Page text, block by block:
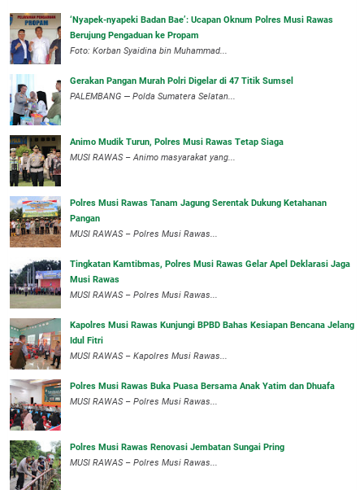
‘Nyapek-nyapeki Badan Bae’: Ucapan Oknum Polres Musi Rawas
Berujung Pengaduan ke Propam
Foto: Korban Syaidina bin Muhammad...
Gerakan Pangan Murah Polri Digelar di 47 Titik Sumsel
PALEMBANG — Polda Sumatera Selatan...
Animo Mudik Turun, Polres Musi Rawas Tetap Siaga
MUSI RAWAS – Animo masyarakat yang...
Polres Musi Rawas Tanam Jagung Serentak Dukung Ketahanan
Pangan
MUSI RAWAS – Polres Musi Rawas...
Tingkatan Kamtibmas, Polres Musi Rawas Gelar Apel Deklarasi Jaga
Musi Rawas
MUSI RAWAS – Polres Musi Rawas...
Kapolres Musi Rawas Kunjungi BPBD Bahas Kesiapan Bencana Jelang
Idul Fitri
MUSI RAWAS – Kapolres Musi Rawas...
Polres Musi Rawas Buka Puasa Bersama Anak Yatim dan Dhuafa
MUSI RAWAS – Polres Musi Rawas...
Polres Musi Rawas Renovasi Jembatan Sungai Pring
MUSI RAWAS – Polres Musi Rawas...